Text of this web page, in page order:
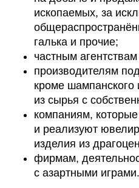
ископаемых, за
галька и прочие;
частным агентствам
производителям
кроме шампанского
из сырья с
компаниям,
и реализуют
изделия из
фирмам,
с азартными играми.